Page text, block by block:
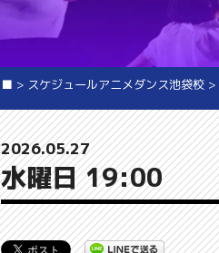
■ > スケジュールアニメダンス池袋校 >
2026.05.27
水曜日 19:00